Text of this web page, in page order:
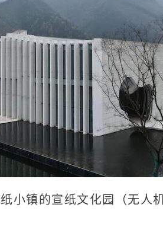
小镇的宣纸文化园（无人